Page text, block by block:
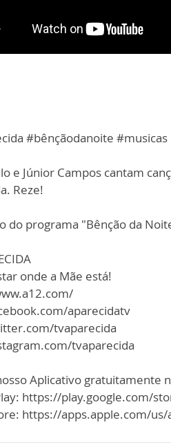
#bênçãodanoite #musicas
e Júnior Campos cantam
Reze!
do programa "Bênção da
onde a Mãe está!
aparecidatv
tvaparecida
tvaparecida
Aplicativo gratuitamente
https://play.google.com/
https://apps.apple.com/